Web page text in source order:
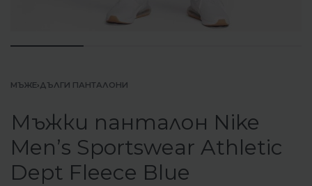
МЪЖЕ›ДЪЛГИ ПАНТАЛОНИ
Мъжки панталон Nike
Men’s Sportswear Athletic
Dept Fleece Blue